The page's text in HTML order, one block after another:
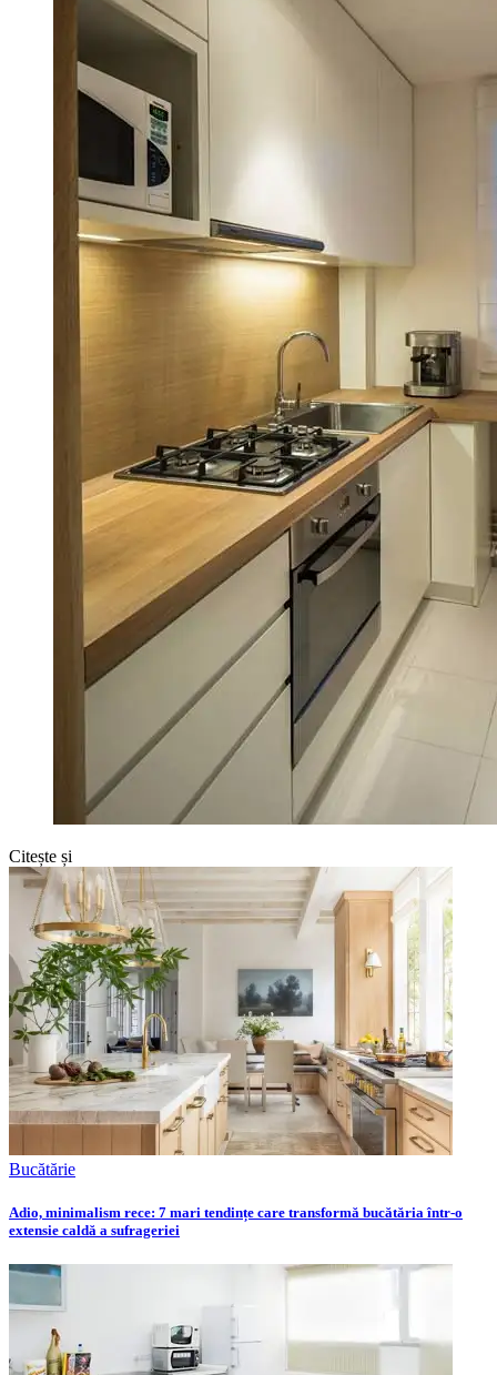
Citește și
Bucătărie
Adio, minimalism rece: 7 mari tendințe care transformă bucătăria într-o
extensie caldă a sufrageriei